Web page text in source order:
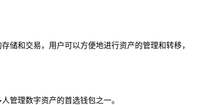
储和交易，用户可以方便地进行资产的管理和转移，
管理数字资产的首选钱包之一。